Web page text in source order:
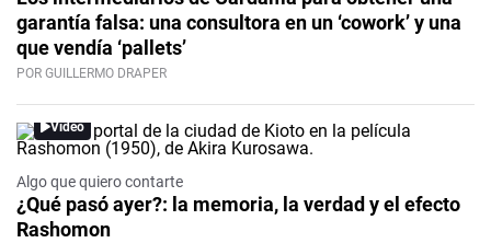
garantía falsa: una consultora en un ‘cowork’ y una
que vendía ‘pallets’
POR GUILLERMO DRAPER
Video
Algo que quiero contarte
¿Qué pasó ayer?: la memoria, la verdad y el efecto
Rashomon